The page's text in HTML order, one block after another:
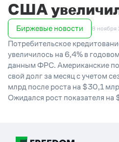
США
Биржевые новости 8
Потребительское
увеличилось на 6,4% в
данным ФРС. Американские
свой долг за месяц с учетом
млрд после роста на $30,1
Ожидался рост показателя на